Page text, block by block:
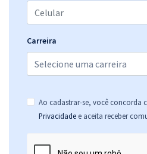
Carreira
Ao cadastrar-se, você concorda
Privacidade e aceita receber